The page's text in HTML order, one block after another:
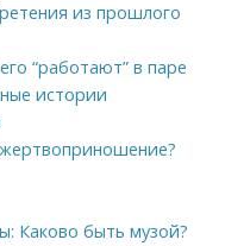
из прошлого
“работают” в паре
истории
Каково быть музой?